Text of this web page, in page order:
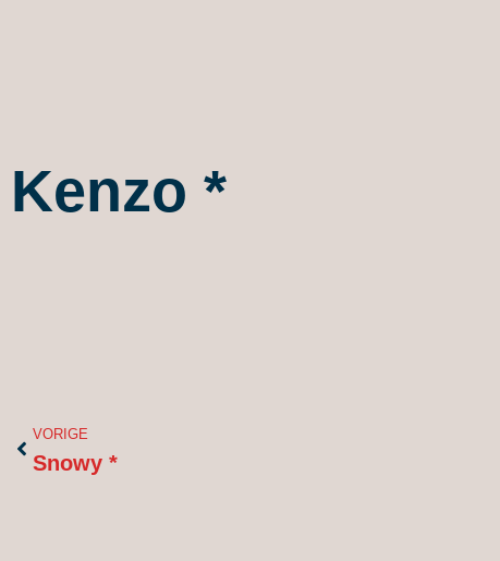
Kenzo *
Vorige
VORIGE
Snowy *